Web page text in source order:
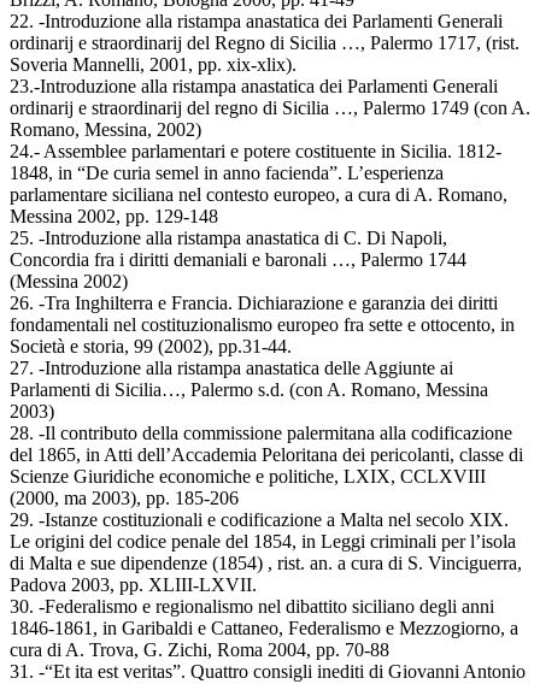
22. -Introduzione alla ristampa anastatica dei Parlamenti Generali
ordinarij e straordinarij del Regno di Sicilia …, Palermo 1717, (rist.
Soveria Mannelli, 2001, pp. xix-xlix).
23.-Introduzione alla ristampa anastatica dei Parlamenti Generali
ordinarij e straordinarij del regno di Sicilia …, Palermo 1749 (con A.
Romano, Messina, 2002)
24.- Assemblee parlamentari e potere costituente in Sicilia. 1812-
1848, in “De curia semel in anno facienda”. L’esperienza
parlamentare siciliana nel contesto europeo, a cura di A. Romano,
Messina 2002, pp. 129-148
25. -Introduzione alla ristampa anastatica di C. Di Napoli,
Concordia fra i diritti demaniali e baronali …, Palermo 1744
(Messina 2002)
26. -Tra Inghilterra e Francia. Dichiarazione e garanzia dei diritti
fondamentali nel costituzionalismo europeo fra sette e ottocento, in
Società e storia, 99 (2002), pp.31-44.
27. -Introduzione alla ristampa anastatica delle Aggiunte ai
Parlamenti di Sicilia…, Palermo s.d. (con A. Romano, Messina
2003)
28. -Il contributo della commissione palermitana alla codificazione
del 1865, in Atti dell’Accademia Peloritana dei pericolanti, classe di
Scienze Giuridiche economiche e politiche, LXIX, CCLXVIII
(2000, ma 2003), pp. 185-206
29. -Istanze costituzionali e codificazione a Malta nel secolo XIX.
Le origini del codice penale del 1854, in Leggi criminali per l’isola
di Malta e sue dipendenze (1854) , rist. an. a cura di S. Vinciguerra,
Padova 2003, pp. XLIII-LXVII.
30. -Federalismo e regionalismo nel dibattito siciliano degli anni
1846-1861, in Garibaldi e Cattaneo, Federalismo e Mezzogiorno, a
cura di A. Trova, G. Zichi, Roma 2004, pp. 70-88
31. -“Et ita est veritas”. Quattro consigli inediti di Giovanni Antonio